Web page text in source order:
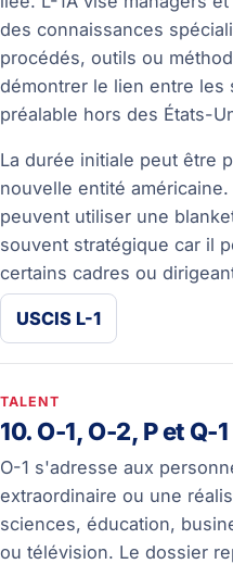
des connaissances
procédés, outils ou
démontrer le lien entre les
préalable hors des États-
La durée initiale peut être
nouvelle entité
peuvent utiliser une
souvent stratégique car il
certains cadres ou
USCIS L-1
TALENT
10. O-1, O-2, P et Q-1
O-1 s'adresse aux
extraordinaire ou une
sciences, éducation,
ou télévision. Le dossier